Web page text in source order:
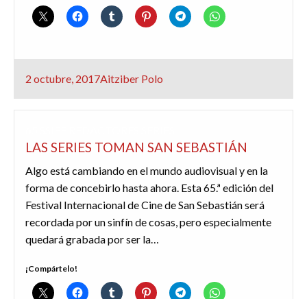
Publicado
2 octubre, 2017Aitziber Polo
LAS SERIES TOMAN SAN SEBASTIÁN
Algo está cambiando en el mundo audiovisual y en la
forma de concebirlo hasta ahora. Esta 65.ª edición del
Festival Internacional de Cine de San Sebastián será
recordada por un sinfín de cosas, pero especialmente
quedará grabada por ser la…
¡Compártelo!